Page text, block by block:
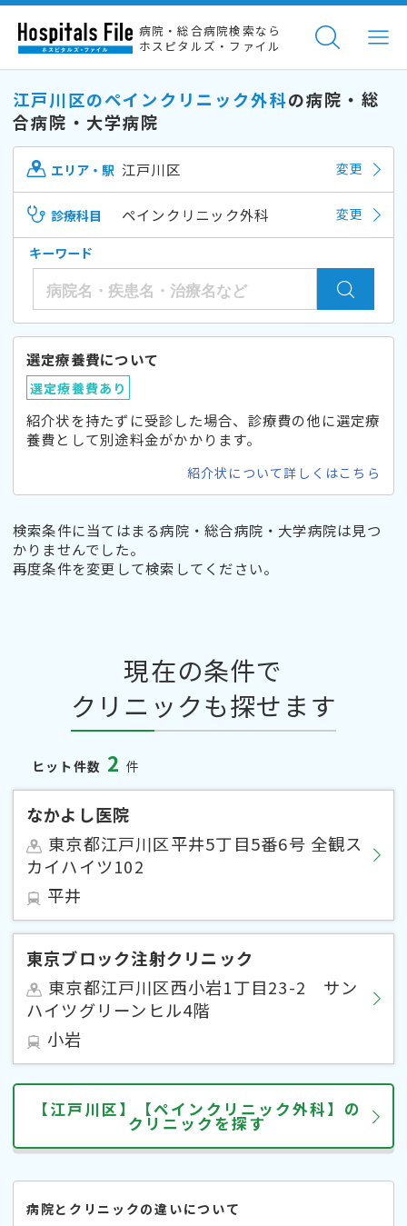
病院・総合病院検索なら
ホスピタルズ・ファイル
江戸川区のペインクリニック外科の病院・総
合病院・大学病院
エリア・駅 江戸川区 変更
診療科目 ペインクリニック外科 変更
キーワード
選定療養費について
選定療養費あり
紹介状を持たずに受診した場合、診療費の他に選定療
養費として別途料金がかかります。
紹介状について詳しくはこちら
検索条件に当てはまる病院・総合病院・大学病院は見つ
かりませんでした。
再度条件を変更して検索してください。
現在の条件で
クリニックも探せます
ヒット件数 2 件
なかよし医院
東京都江戸川区平井5丁目5番6号 全観ス
カイハイツ102
平井
東京ブロック注射クリニック
東京都江戸川区西小岩1丁目23-2 サン
ハイツグリーンヒル4階
小岩
【江戸川区】【ペインクリニック外科】の
クリニックを探す
病院とクリニックの違いについて